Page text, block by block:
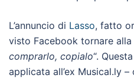
L’annuncio di Lasso, fatto
visto Facebook tornare alla
comprarlo, copialo“.
applicata all’ex Musical.ly –